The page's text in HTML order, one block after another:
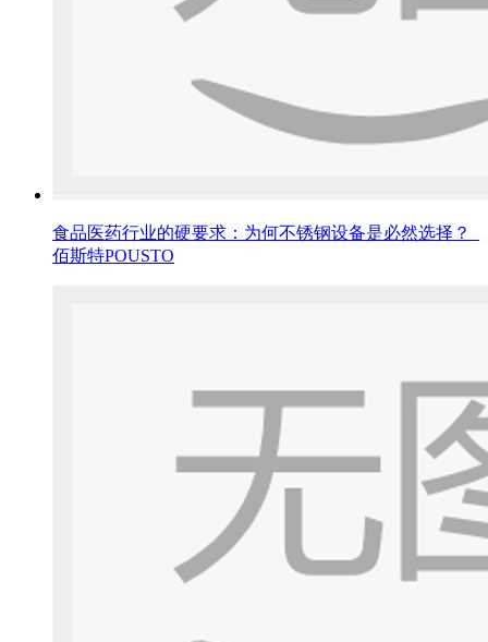
食品医药行业的硬要求：为何不锈钢设备是必然选择？_
佰斯特POUSTO